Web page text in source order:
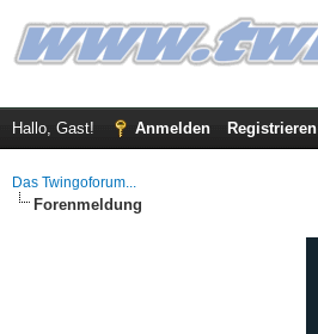
Hallo, Gast! Anmelden Registrieren
Das Twingoforum...
Forenmeldung